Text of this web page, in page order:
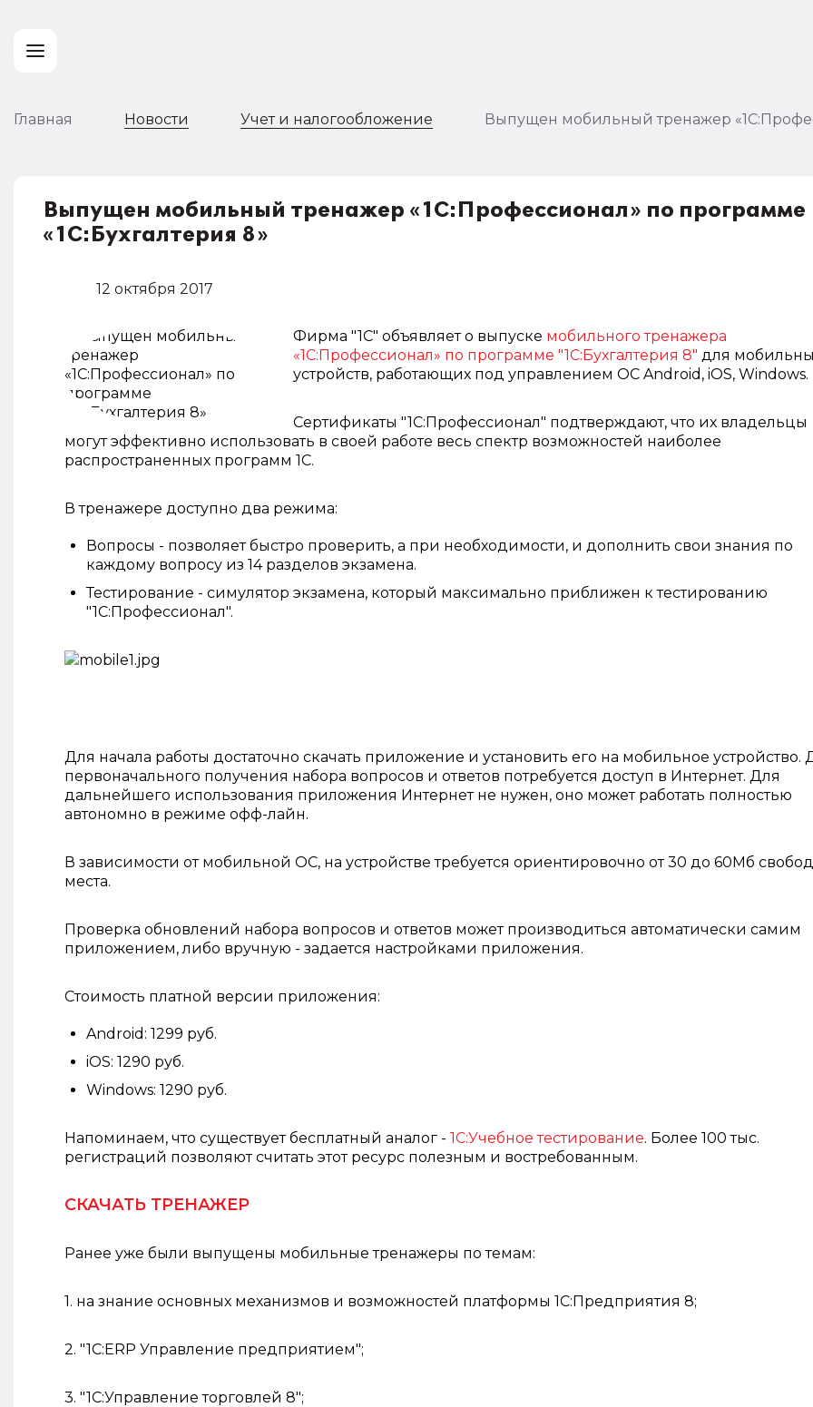
Главная Новости Учет и налогообложение Выпущен мобильный тренажер
Выпущен мобильный тренажер «1С:Профессионал» по программе
«1С:Бухгалтерия 8»
12 октября 2017
Фирма "1С" объявляет о выпуске мобильного тренажера
«1С:Профессионал» по программе "1С:Бухгалтерия 8" для
устройств, работающих под управлением ОС Android, iOS, Windows.
Сертификаты "1С:Профессионал" подтверждают, что их владельцы
могут эффективно использовать в своей работе весь спектр возможностей наиболее
распространенных программ 1С.
В тренажере доступно два режима:
Вопросы - позволяет быстро проверить, а при необходимости, и дополнить свои знания по
каждому вопросу из 14 разделов экзамена.
Тестирование - симулятор экзамена, который максимально приближен к тестированию
"1С:Профессионал".
Для начала работы достаточно скачать приложение и установить его на мобильное устройство.
первоначального получения набора вопросов и ответов потребуется доступ в Интернет. Для
дальнейшего использования приложения Интернет не нужен, оно может работать полностью
автономно в режиме офф-лайн.
В зависимости от мобильной ОС, на устройстве требуется ориентировочно от 30 до 60Мб
места.
Проверка обновлений набора вопросов и ответов может производиться автоматически самим
приложением, либо вручную - задается настройками приложения.
Стоимость платной версии приложения:
Android: 1299 руб.
iOS: 1290 руб.
Windows: 1290 руб.
Напоминаем, что существует бесплатный аналог - 1С:Учебное тестирование. Более 100 тыс.
регистраций позволяют считать этот ресурс полезным и востребованным.
СКАЧАТЬ ТРЕНАЖЕР
Ранее уже были выпущены мобильные тренажеры по темам:
1. на знание основных механизмов и возможностей платформы 1С:Предприятия 8;
2. "1С:ERP Управление предприятием";
3. "1С:Управление торговлей 8";